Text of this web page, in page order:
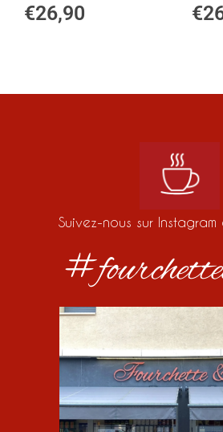
€26,90 €
Suivez-nous sur